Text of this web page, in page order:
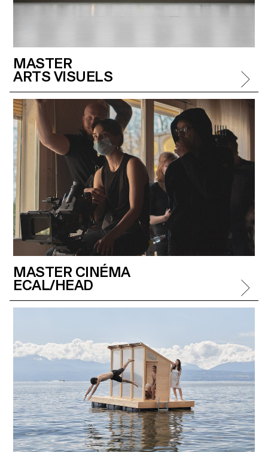
MASTER
ARTS VISUELS
MASTER CINÉMA
ECAL/HEAD